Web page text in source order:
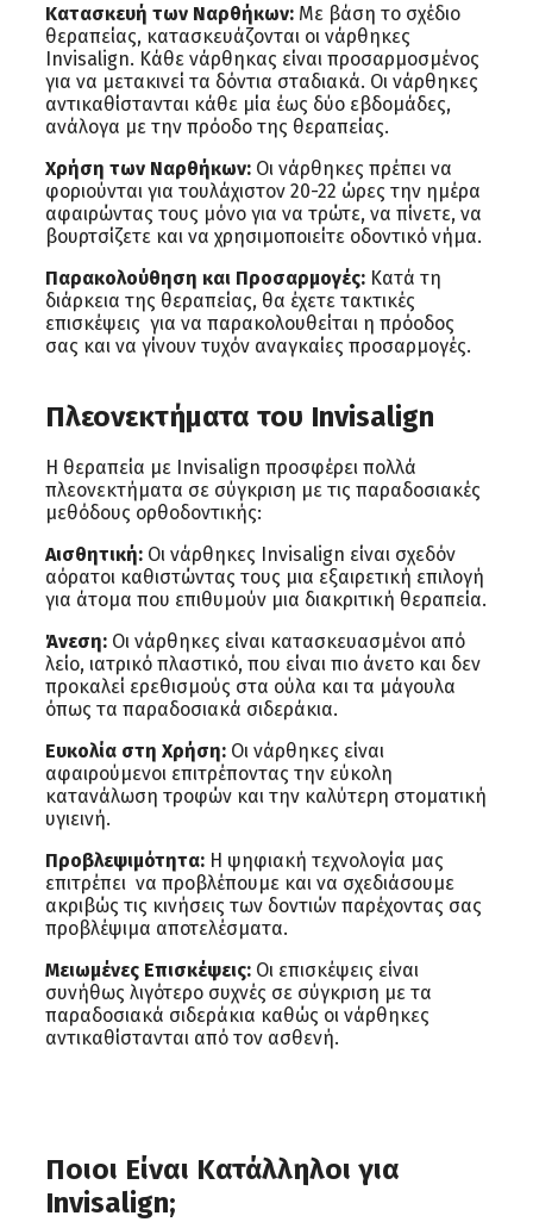
Κατασκευή των Ναρθήκων: Με βάση το σχέδιο
θεραπείας, κατασκευάζονται οι νάρθηκες
Invisalign. Κάθε νάρθηκας είναι προσαρμοσμένος
για να μετακινεί τα δόντια σταδιακά. Οι νάρθηκες
αντικαθίστανται κάθε μία έως δύο εβδομάδες,
ανάλογα με την πρόοδο της θεραπείας.
Χρήση των Ναρθήκων: Οι νάρθηκες πρέπει να
φοριούνται για τουλάχιστον 20-22 ώρες την ημέρα
αφαιρώντας τους μόνο για να τρώτε, να πίνετε, να
βουρτσίζετε και να χρησιμοποιείτε οδοντικό νήμα.
Παρακολούθηση και Προσαρμογές: Κατά τη
διάρκεια της θεραπείας, θα έχετε τακτικές
επισκέψεις για να παρακολουθείται η πρόοδος
σας και να γίνουν τυχόν αναγκαίες προσαρμογές.
Πλεονεκτήματα του Invisalign
Η θεραπεία με Invisalign προσφέρει πολλά
πλεονεκτήματα σε σύγκριση με τις παραδοσιακές
μεθόδους ορθοδοντικής:
Αισθητική: Οι νάρθηκες Invisalign είναι σχεδόν
αόρατοι καθιστώντας τους μια εξαιρετική επιλογή
για άτομα που επιθυμούν μια διακριτική θεραπεία.
Άνεση: Οι νάρθηκες είναι κατασκευασμένοι από
λείο, ιατρικό πλαστικό, που είναι πιο άνετο και δεν
προκαλεί ερεθισμούς στα ούλα και τα μάγουλα
όπως τα παραδοσιακά σιδεράκια.
Ευκολία στη Χρήση: Οι νάρθηκες είναι
αφαιρούμενοι επιτρέποντας την εύκολη
κατανάλωση τροφών και την καλύτερη στοματική
υγιεινή.
Προβλεψιμότητα: Η ψηφιακή τεχνολογία μας
επιτρέπει να προβλέπουμε και να σχεδιάσουμε
ακριβώς τις κινήσεις των δοντιών παρέχοντας σας
προβλέψιμα αποτελέσματα.
Μειωμένες Επισκέψεις: Οι επισκέψεις είναι
συνήθως λιγότερο συχνές σε σύγκριση με τα
παραδοσιακά σιδεράκια καθώς οι νάρθηκες
αντικαθίστανται από τον ασθενή.
Ποιοι Είναι Κατάλληλοι για
Invisalign;